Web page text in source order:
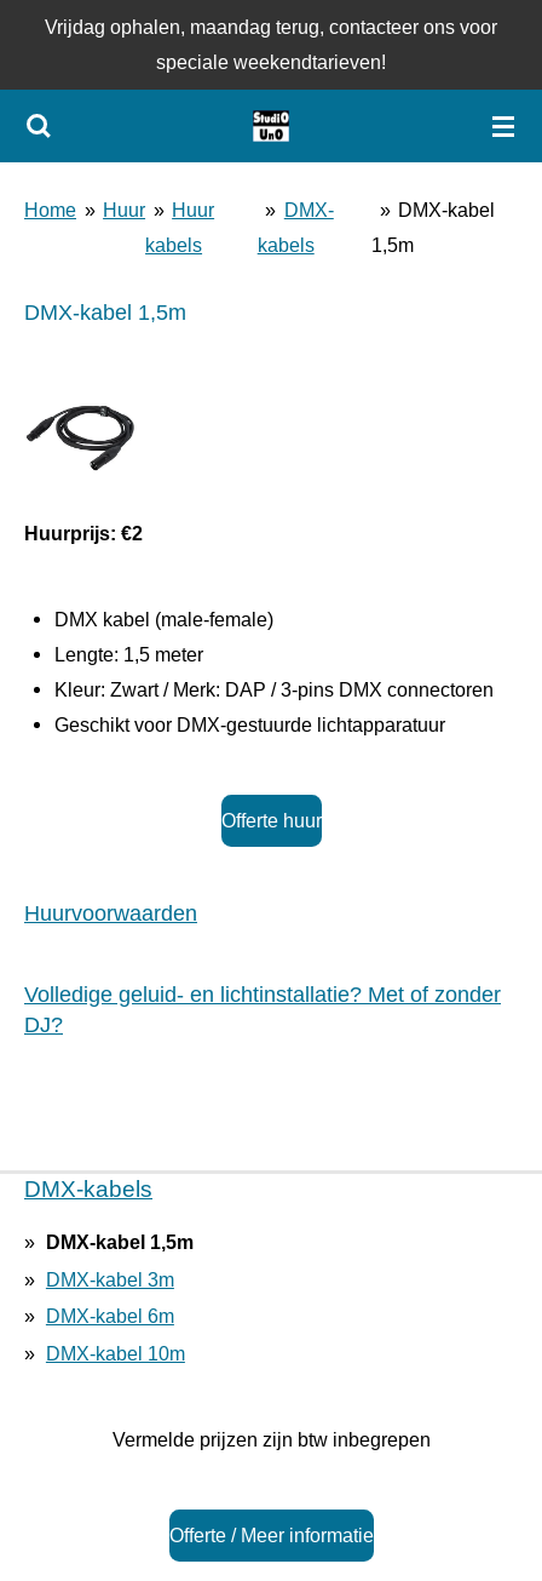
de
hoofdinhoud
Vrijdag ophalen, maandag terug, contacteer ons voor
speciale weekendtarieven!
Home » Huur » Huur
kabels
» DMX-
kabels
» DMX-kabel
1,5m
DMX-kabel 1,5m
Huurprijs: €2
DMX kabel (male-female)
Lengte: 1,5 meter
Kleur: Zwart / Merk: DAP / 3-pins DMX connectoren
Geschikt voor DMX-gestuurde lichtapparatuur
Offerte huur
Huurvoorwaarden
Volledige geluid- en lichtinstallatie? Met of zonder
DJ?
DMX-kabels
DMX-kabel 1,5m
DMX-kabel 3m
DMX-kabel 6m
DMX-kabel 10m
Vermelde prijzen zijn btw inbegrepen
Offerte / Meer informatie